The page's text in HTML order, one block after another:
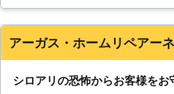
日
ア
か
いると思います。これからも
福岡県 糟屋郡篠栗町 2016年12
アーガス・ホームリペアー
シロアリの恐怖からお客様をお